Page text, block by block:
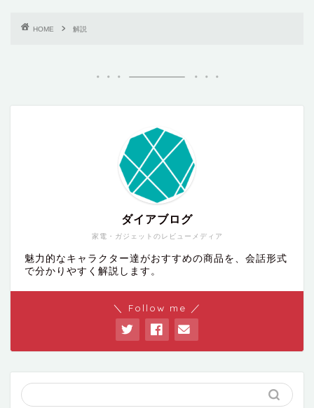
HOME 解説
家電・ガジェットのレビューメディア
ダイアブログ
魅力的なキャラクター達がおすすめの商品を、会話形式
で分かりやすく解説します。
＼ Follow me ／